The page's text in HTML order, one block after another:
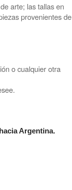
arte; las tallas en
provenientes de
o cualquier otra
Argentina.